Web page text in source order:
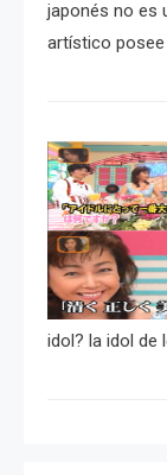
japonés no es
artístico
idol? la idol de